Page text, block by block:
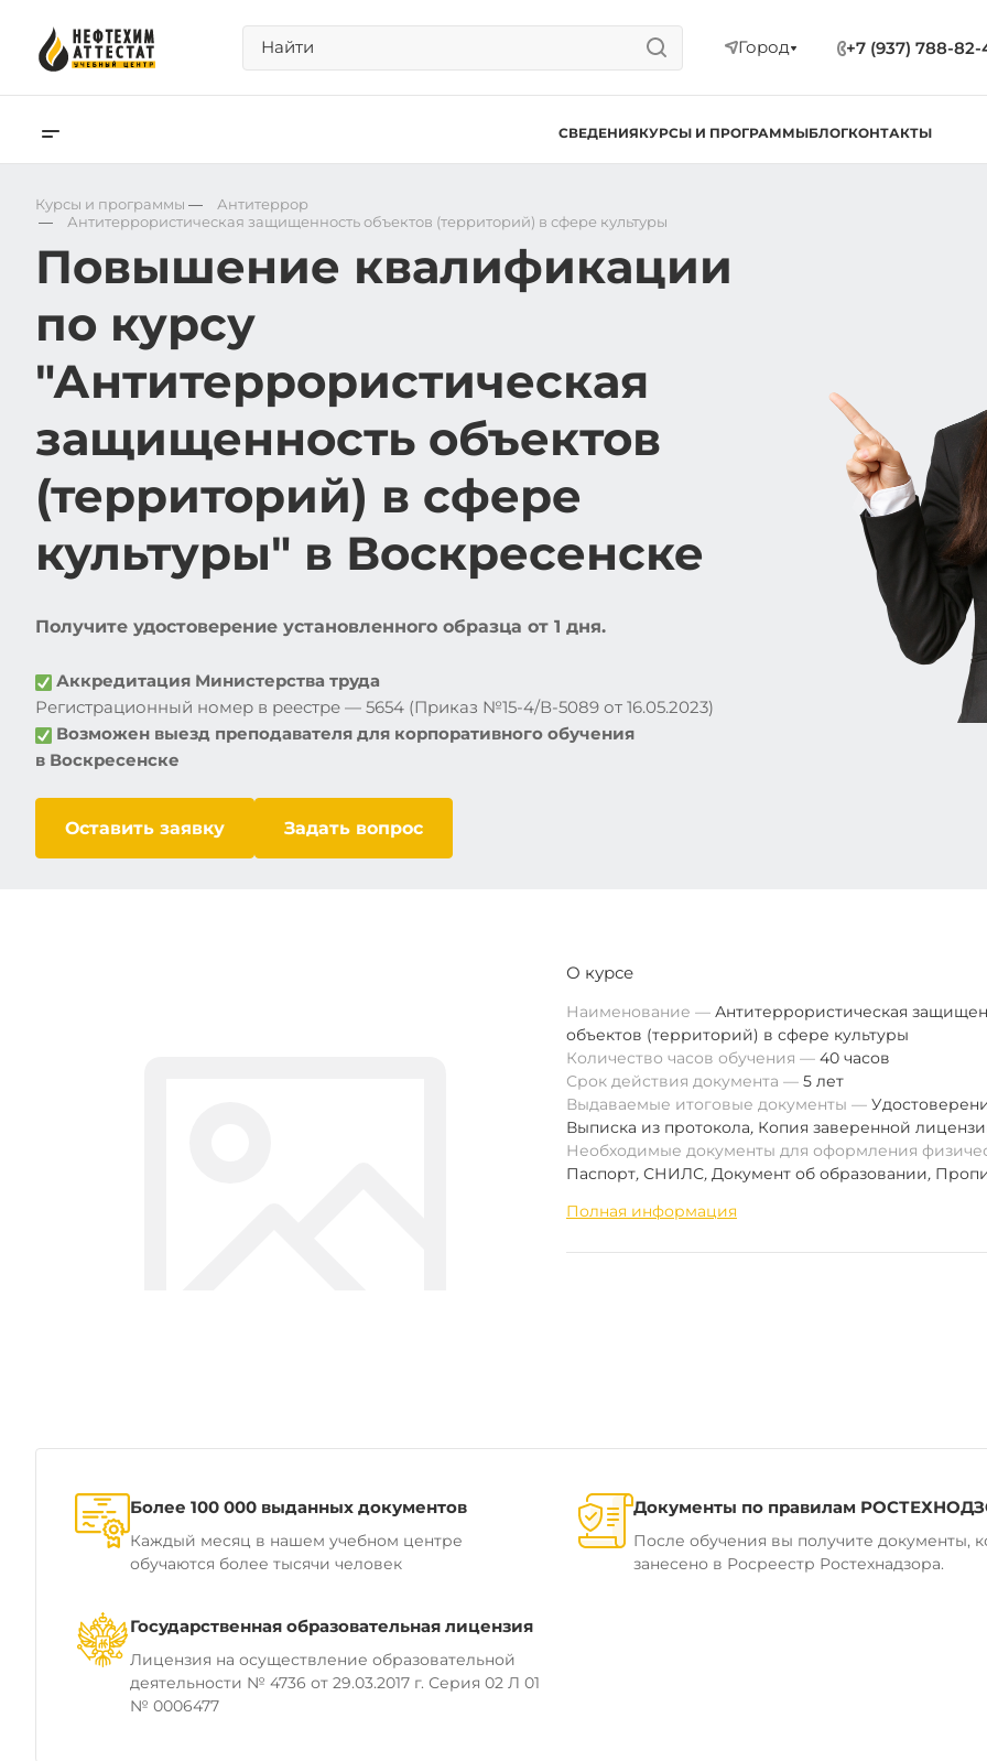
Город +7 (937) 788-82-
СВЕДЕНИЯКУРСЫ И ПРОГРАММЫБЛОГКОНТАКТЫ
Курсы и программы —
Антитеррор
—
Антитеррористическая защищенность объектов (территорий) в сфере культуры
Повышение квалификации
по курсу
"Антитеррористическая
защищенность объектов
(территорий) в сфере
культуры" в Воскресенске
Получите удостоверение установленного образца от 1 дня.
Аккредитация Министерства труда
Регистрационный номер в реестре — 5654 (Приказ №15-4/В-5089 от 16.05.2023)
Возможен выезд преподавателя для корпоративного обучения
в Воскресенске
Оставить заявку Задать вопрос
О курсе
Наименование
Антитеррористическая
объектов (территорий) в сфере культуры
Количество часов обучения
40 часов
Срок действия документа
5 лет
Выдаваемые итоговые документы
Выписка из протокола, Копия заверенной
Необходимые документы для оформления
Паспорт, СНИЛС, Документ об образовании,
Полная информация
Более 100 000 выданных документов
Каждый месяц в нашем учебном центре
обучаются более тысячи человек
Документы по правилам
После обучения вы получите документы,
занесено в Росреестр Ростехнадзора.
Государственная образовательная лицензия
Лицензия на осуществление образовательной
деятельности № 4736 от 29.03.2017 г. Серия 02 Л 01
№ 0006477